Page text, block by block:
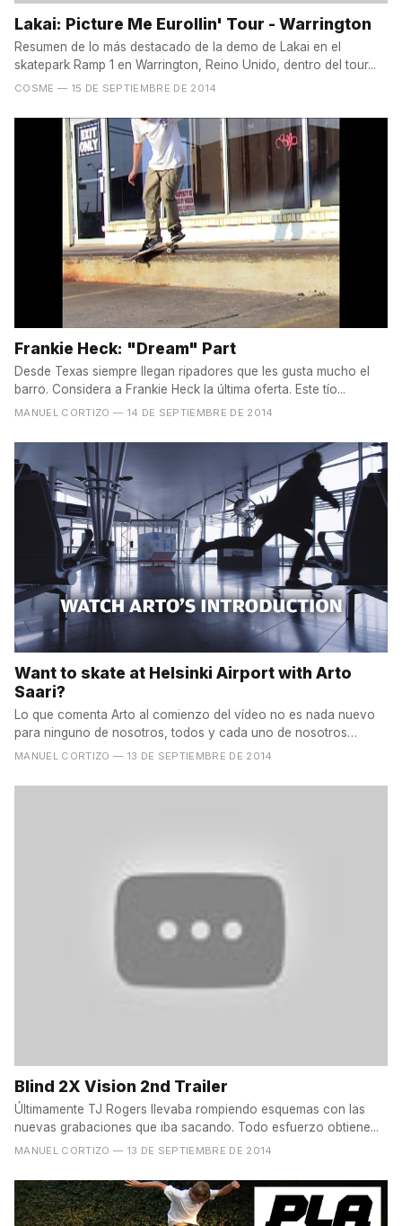
Lakai: Picture Me Eurollin' Tour - Warrington
Resumen de lo más destacado de la demo de Lakai en el
skatepark Ramp 1 en Warrington, Reino Unido, dentro del tour...
COSME — 15 DE SEPTIEMBRE DE 2014
Frankie Heck: "Dream" Part
Desde Texas siempre llegan ripadores que les gusta mucho el
barro. Considera a Frankie Heck la última oferta. Este tío...
MANUEL CORTIZO — 14 DE SEPTIEMBRE DE 2014
Want to skate at Helsinki Airport with Arto
Saari?
Lo que comenta Arto al comienzo del vídeo no es nada nuevo
para ninguno de nosotros, todos y cada uno de nosotros
hemos...
MANUEL CORTIZO — 13 DE SEPTIEMBRE DE 2014
Blind 2X Vision 2nd Trailer
Últimamente TJ Rogers llevaba rompiendo esquemas con las
nuevas grabaciones que iba sacando. Todo esfuerzo obtiene...
MANUEL CORTIZO — 13 DE SEPTIEMBRE DE 2014